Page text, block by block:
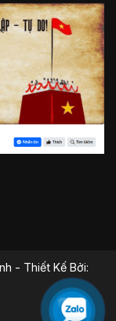
- Thiết Kế Bởi: